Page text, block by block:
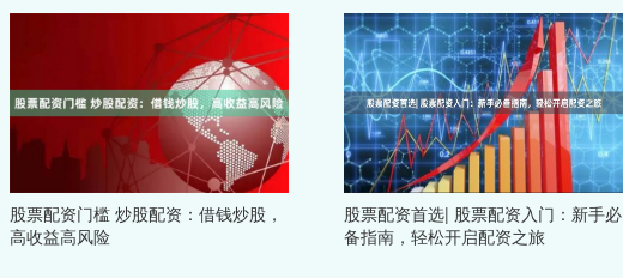
股票配资门槛 炒股配资：借钱炒股，
高收益高风险
股票配资首选| 股票配资入门：新手必
备指南，轻松开启配资之旅